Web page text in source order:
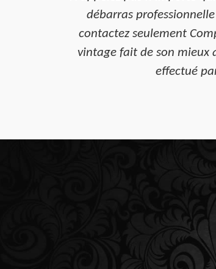
débarras
contactez seulement
vintage fait de son mieux
effectué